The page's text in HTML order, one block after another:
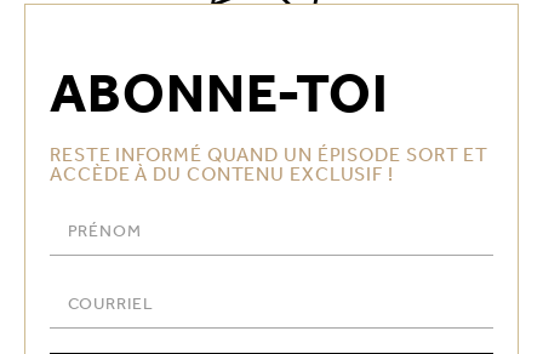
ABONNE-TOI
RESTE INFORMÉ QUAND UN ÉPISODE SORT ET
ACCÈDE À DU CONTENU EXCLUSIF !